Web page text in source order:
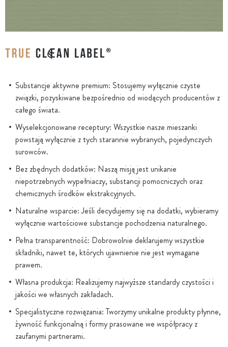
Substancje aktywne premium: Stosujemy wyłącznie czyste
związki, pozyskiwane bezpośrednio od wiodących producentów z
całego świata.
Wyselekcjonowane receptury: Wszystkie nasze mieszanki
powstają wyłącznie z tych starannie wybranych, pojedynczych
surowców.
Bez zbędnych dodatków: Naszą misją jest unikanie
niepotrzebnych wypełniaczy, substancji pomocniczych oraz
chemicznych środków ekstrakcyjnych.
Naturalne wsparcie: Jeśli decydujemy się na dodatki, wybieramy
wyłącznie wartościowe substancje pochodzenia naturalnego.
Pełna transparentność: Dobrowolnie deklarujemy wszystkie
składniki, nawet te, których ujawnienie nie jest wymagane
prawem.
Własna produkcja: Realizujemy najwyższe standardy czystości i
jakości we własnych zakładach.
Specjalistyczne rozwiązania: Tworzymy unikalne produkty płynne,
żywność funkcjonalną i formy prasowane we współpracy z
zaufanymi partnerami.